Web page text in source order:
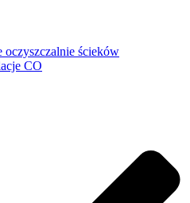
oczyszczalnie ścieków
CO